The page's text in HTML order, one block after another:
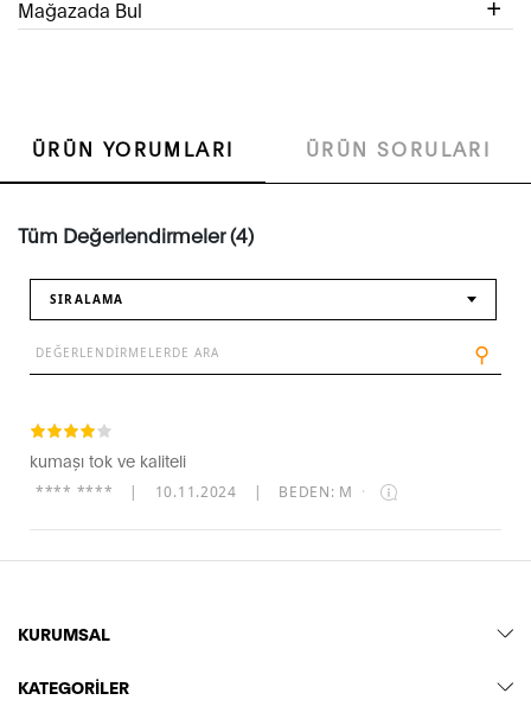
Mağazada Bul
ÜRÜN YORUMLARI ÜRÜN SORULARI
Tüm Değerlendirmeler (4)
SIRALAMA
⚲
kumaşı tok ve kaliteli
**** **** | 10.11.2024 | BEDEN: M ·
KURUMSAL
KATEGORİLER